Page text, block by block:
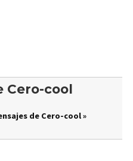
Cero-cool
de Cero-cool »